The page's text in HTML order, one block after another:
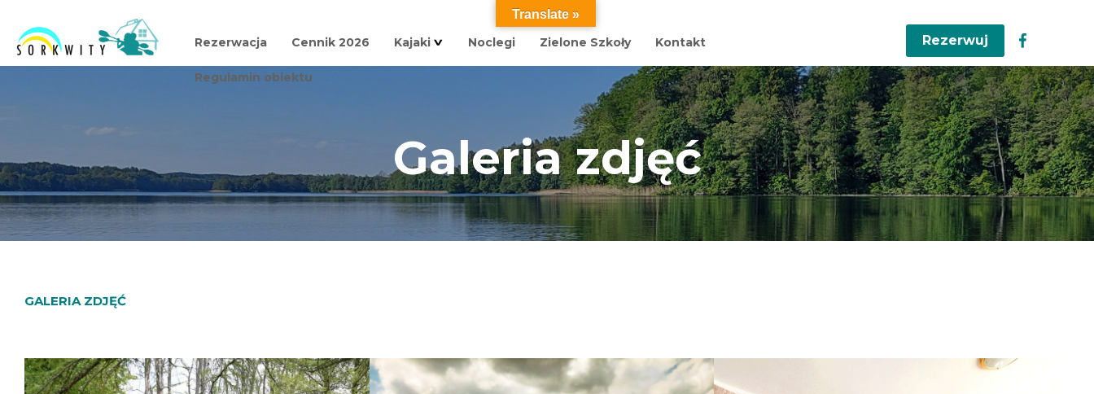
Rezerwacja Cennik 2026 Kajaki Noclegi Zielone Szkoły Kontakt
Regulamin obiektu
Rezerwuj
Galeria zdjęć
GALERIA ZDJĘĆ
Translate »